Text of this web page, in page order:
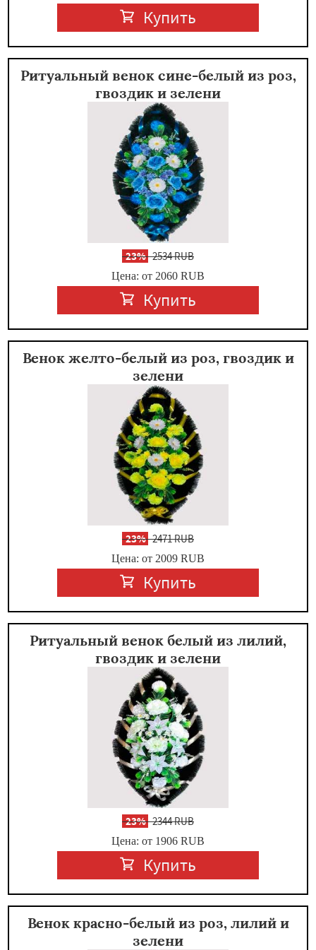
Купить
Ритуальный венок сине-белый из роз,
гвоздик и зелени
-23%2534 RUB
Цена: от 2060 RUB
Купить
Венок желто-белый из роз, гвоздик и
зелени
-23%2471 RUB
Цена: от 2009 RUB
Купить
Ритуальный венок белый из лилий,
гвоздик и зелени
-23%2344 RUB
Цена: от 1906 RUB
Купить
Венок красно-белый из роз, лилий и
зелени